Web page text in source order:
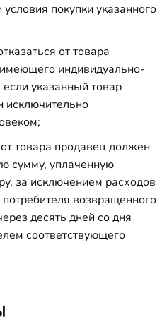
покупки указанного
от товара
индивидуально-
указанный товар
исключительно
товара продавец должен
сумму, уплаченную
за исключением расходов
возвращенного
десять дней со дня
соответствующего